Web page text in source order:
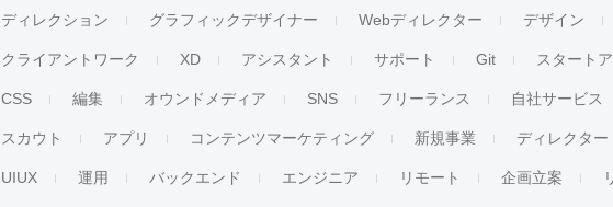
ディレクション グラフィックデザイナー Webディレクター デザイン
クライアントワーク XD アシスタント サポート Git スタート
CSS 編集 オウンドメディア SNS フリーランス 自社サービス
スカウト アプリ コンテンツマーケティング 新規事業 ディレクター
UIUX 運用 バックエンド エンジニア リモート 企画立案